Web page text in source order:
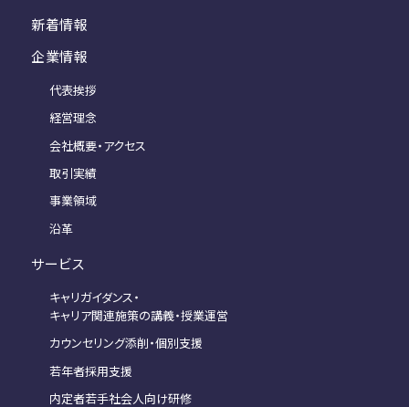
新着情報
企業情報
代表挨拶
経営理念
会社概要・アクセス
取引実績
事業領域
沿革
サービス
キャリガイダンス・
キャリア関連施策の講義・授業運営
カウンセリング添削・個別支援
若年者採用支援
内定者若手社会人向け研修